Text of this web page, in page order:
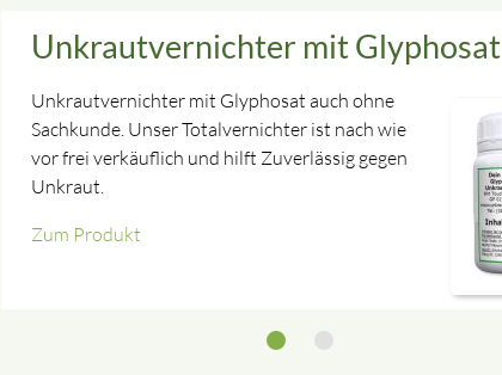
Unkrautvernichter mit Glyphosat
Unkrautvernichter mit Glyphosat auch ohne
Sachkunde. Unser Totalvernichter ist nach wie
vor frei verkäuflich und hilft Zuverlässig gegen
Unkraut.
Zum Produkt
Zum Produkt